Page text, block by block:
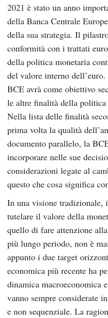
2021 è stato un anno
della Banca Centrale
della sua strategia. Il
conformità con i trattati
della politica monetaria
del valore interno
BCE avrà come obiettivo
le altre finalità della politica
Nella lista delle finalità
prima volta la qualità
documento parallelo, la
incorporare nelle sue
considerazioni legate al
questo che cosa significa
In una visione
tutelare il valore della
quello di fare attenzione
più lungo periodo, non è
appunto i due target
economica più recente ha
dinamica macroeconomica
vanno sempre considerate
e non sequenziale. La